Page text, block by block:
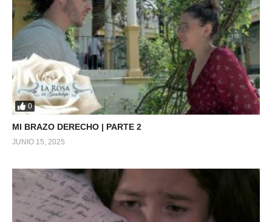
0
MI BRAZO DERECHO | PARTE 2
JUNIO 15, 2025